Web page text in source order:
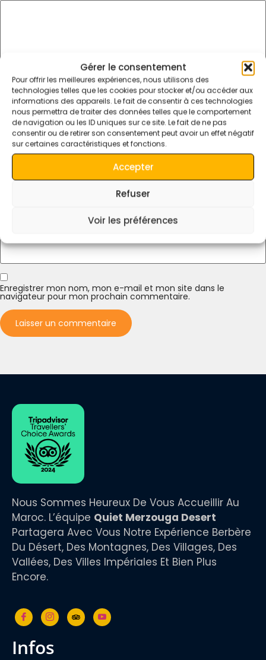
Gérer le consentement
Pour offrir les meilleures expériences, nous utilisons des
technologies telles que les cookies pour stocker et/ou accéder aux
informations des appareils. Le fait de consentir à ces technologies
nous permettra de traiter des données telles que le comportement
de navigation ou les ID uniques sur ce site. Le fait de ne pas
consentir ou de retirer son consentement peut avoir un effet négatif
sur certaines caractéristiques et fonctions.
Accepter
Refuser
Voir les préférences
Nom*
Enregistrer mon nom, mon e-mail et mon site dans le
navigateur pour mon prochain commentaire.
Nous Sommes Heureux De Vous Accueillir Au
Maroc. L’équipe Quiet Merzouga Desert
Partagera Avec Vous Notre Expérience Berbère
Du Désert, Des Montagnes, Des Villages, Des
Vallées, Des Villes Impériales Et Bien Plus
Encore.
infos